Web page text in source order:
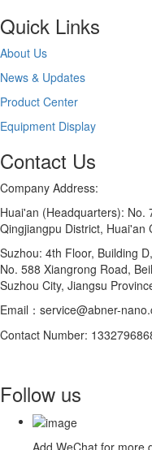
Quick Links
About Us
News & Updates
Product Center
Equipment Display
Contact Us
Company Address:
Huai'an (Headquarters): No.
Qingjiangpu District, Huai'an
Suzhou: 4th Floor, Building
No. 588 Xiangrong Road,
Suzhou City, Jiangsu
Email：service@abner-
Contact Number:
Follow us
Add WeChat for more